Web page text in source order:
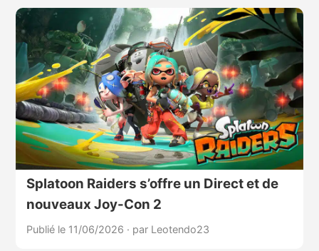
Splatoon Raiders s’offre un Direct et de
nouveaux Joy-Con 2
Publié le 11/06/2026 · par Leotendo23